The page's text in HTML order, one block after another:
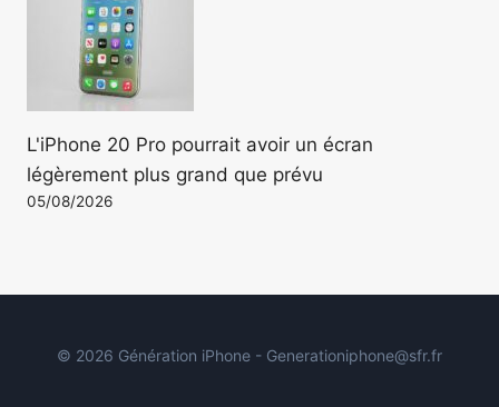
L'iPhone 20 Pro pourrait avoir un écran
légèrement plus grand que prévu
05/08/2026
© 2026 Génération iPhone - Generationiphone@sfr.fr